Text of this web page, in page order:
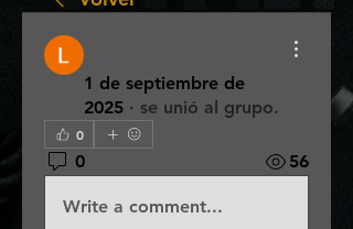
1 de septiembre de
2025 · se unió al grupo.
0
0 56
Write a comment...